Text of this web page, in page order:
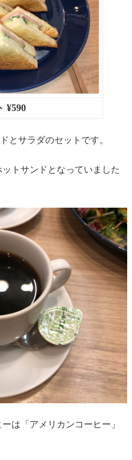
¥590
とサラダのセットです。
トサンドとなっていました
は「アメリカンコーヒー」